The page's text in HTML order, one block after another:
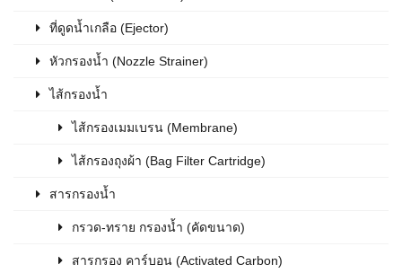
ที่ดูดน้ำเกลือ (Ejector)
หัวกรองน้ำ (Nozzle Strainer)
ไส้กรองน้ำ
ไส้กรองเมมเบรน (Membrane)
ไส้กรองถุงผ้า (Bag Filter Cartridge)
สารกรองน้ำ
กรวด-ทราย กรองน้ำ (คัดขนาด)
สารกรอง คาร์บอน (Activated Carbon)